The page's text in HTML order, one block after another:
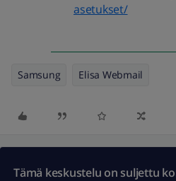
asetukset/
Samsung Elisa Webmail
Tämä keskustelu on suljettu